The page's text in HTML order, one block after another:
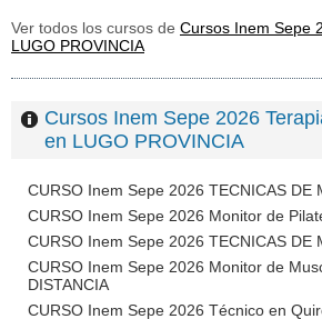
Ver todos los cursos de Cursos Inem Sepe
LUGO PROVINCIA
Cursos Inem Sepe 2026
en LUGO PROVINCIA
CURSO Inem Sepe 2026 TECNICAS DE
CURSO Inem Sepe 2026 Monitor de
CURSO Inem Sepe 2026 TECNICAS DE
CURSO Inem Sepe 2026 Monitor de
DISTANCIA
CURSO Inem Sepe 2026 Técnico en